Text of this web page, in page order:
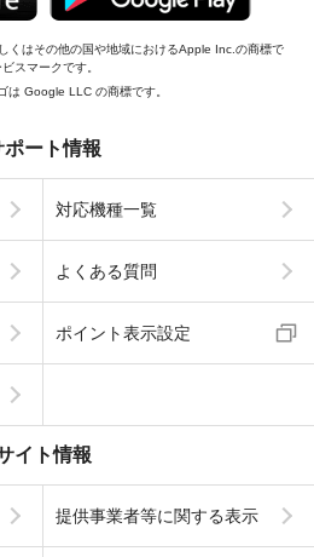
くはその他の国や地域におけるApple Inc.の商標で
スマークです。
Google LLC の商標です。
ポート情報
対応機種一覧
よくある質問
ポイント表示設定
イト情報
提供事業者等に関する表示